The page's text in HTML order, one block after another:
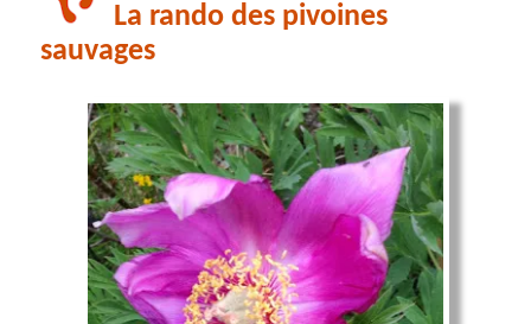
La rando des pivoines
sauvages